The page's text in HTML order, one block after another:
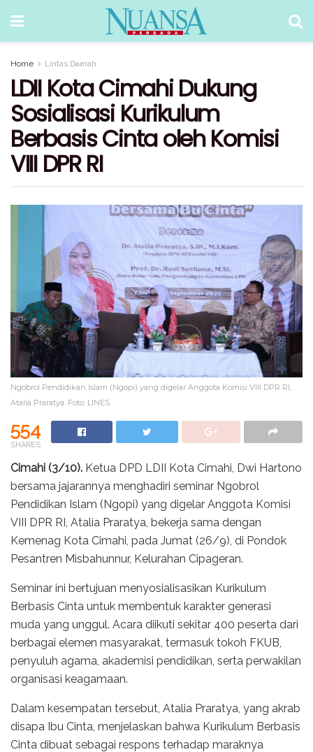
Home Lintas Daerah
LDII Kota Cimahi Dukung
Sosialisasi Kurikulum
Berbasis Cinta oleh Komisi
VIII DPR RI
Ngobrol Pendidikan Islam (Ngopi) yang digelar Anggota Komisi VIII DPR RI,
Atalia Praratya. Foto: LINES.
554
SHARES
Cimahi (3/10). Ketua DPD LDII Kota Cimahi, Dwi Hartono
bersama jajarannya menghadiri seminar Ngobrol
Pendidikan Islam (Ngopi) yang digelar Anggota Komisi
VIII DPR RI, Atalia Praratya, bekerja sama dengan
Kemenag Kota Cimahi, pada Jumat (26/9), di Pondok
Pesantren Misbahunnur, Kelurahan Cipageran.
Seminar ini bertujuan menyosialisasikan Kurikulum
Berbasis Cinta untuk membentuk karakter generasi
muda yang unggul. Acara diikuti sekitar 400 peserta dari
berbagai elemen masyarakat, termasuk tokoh FKUB,
penyuluh agama, akademisi pendidikan, serta perwakilan
organisasi keagamaan.
Dalam kesempatan tersebut, Atalia Praratya, yang akrab
disapa Ibu Cinta, menjelaskan bahwa Kurikulum Berbasis
Cinta dibuat sebagai respons terhadap maraknya